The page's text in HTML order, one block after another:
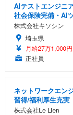
AIテストエンジニ
社会保険完備・AI
株式会社キソシン
埼玉県
月給27万1,000
正社員
ネットワークエン
習得/福利厚生充実
株式会社Le Lien